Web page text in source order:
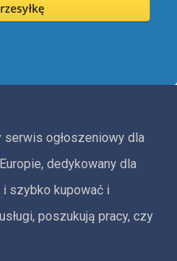
serwis ogłoszeniowy dla
dedykowany dla
szybko kupować i
poszukują pracy, czy